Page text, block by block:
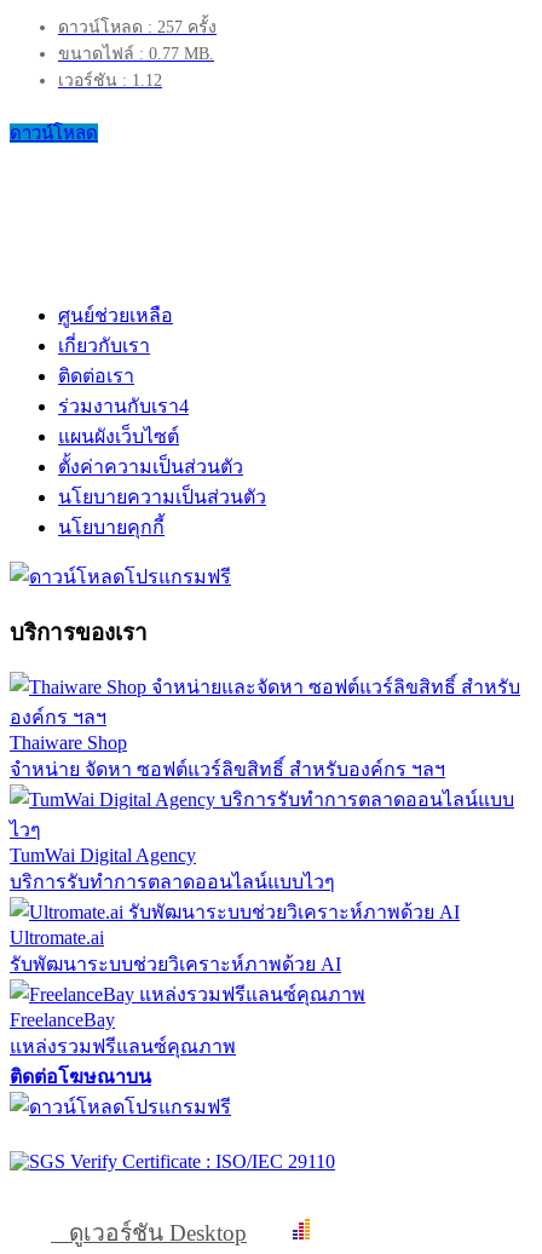
ดาวน์โหลด : 257 ครั้ง
ขนาดไฟล์ : 0.77 MB.
เวอร์ชัน : 1.12
ดาวน์โหลด
ศูนย์ช่วยเหลือ
เกี่ยวกับเรา
ติดต่อเรา
ร่วมงานกับเรา4
แผนผังเว็บไซต์
ตั้งค่าความเป็นส่วนตัว
นโยบายความเป็นส่วนตัว
นโยบายคุกกี้
บริการของเรา
Thaiware Shop
จำหน่าย จัดหา ซอฟต์แวร์ลิขสิทธิ์ สำหรับองค์กร ฯลฯ
TumWai Digital Agency
บริการรับทำการตลาดออนไลน์แบบไวๆ
Ultromate.ai
รับพัฒนาระบบช่วยวิเคราะห์ภาพด้วย AI
FreelanceBay
แหล่งรวมฟรีแลนซ์คุณภาพ
ติดต่อโฆษณาบน
ดูเวอร์ชัน Desktop